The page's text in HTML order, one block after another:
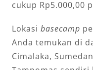
cukup Rp5.000,00
Lokasi basecamp
Anda temukan di
Cimalaka,